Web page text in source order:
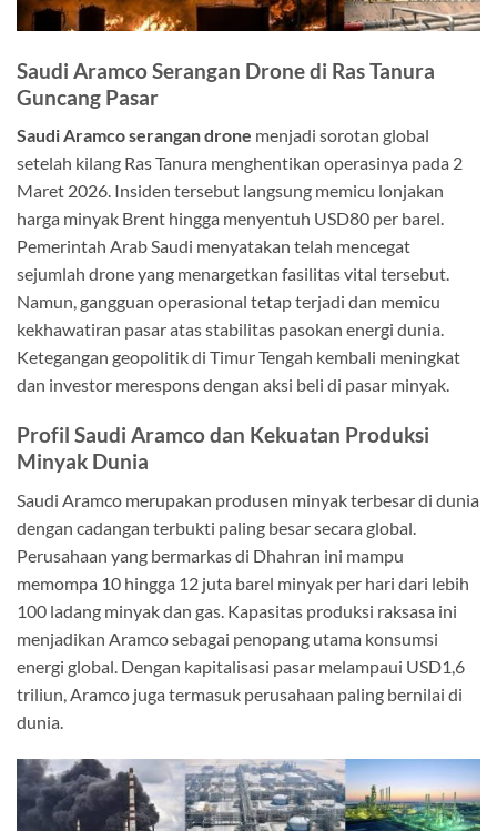
Saudi Aramco Serangan Drone di Ras Tanura
Guncang Pasar
Saudi Aramco serangan drone menjadi sorotan global
setelah kilang Ras Tanura menghentikan operasinya pada 2
Maret 2026. Insiden tersebut langsung memicu lonjakan
harga minyak Brent hingga menyentuh USD80 per barel.
Pemerintah Arab Saudi menyatakan telah mencegat
sejumlah drone yang menargetkan fasilitas vital tersebut.
Namun, gangguan operasional tetap terjadi dan memicu
kekhawatiran pasar atas stabilitas pasokan energi dunia.
Ketegangan geopolitik di Timur Tengah kembali meningkat
dan investor merespons dengan aksi beli di pasar minyak.
Profil Saudi Aramco dan Kekuatan Produksi
Minyak Dunia
Saudi Aramco merupakan produsen minyak terbesar di dunia
dengan cadangan terbukti paling besar secara global.
Perusahaan yang bermarkas di Dhahran ini mampu
memompa 10 hingga 12 juta barel minyak per hari dari lebih
100 ladang minyak dan gas. Kapasitas produksi raksasa ini
menjadikan Aramco sebagai penopang utama konsumsi
energi global. Dengan kapitalisasi pasar melampaui USD1,6
triliun, Aramco juga termasuk perusahaan paling bernilai di
dunia.